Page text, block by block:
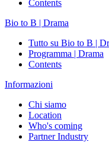
Contents
Bio to B | Drama
Tutto su Bio to B |
Programma | Drama
Contents
Informazioni
Chi siamo
Location
Who's coming
Partner Industry